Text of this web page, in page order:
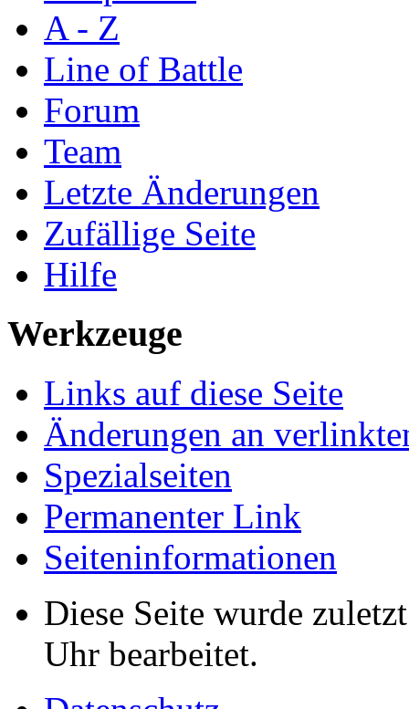
A - Z
Line of Battle
Forum
Team
Letzte Änderungen
Zufällige Seite
Hilfe
Werkzeuge
Links auf diese Seite
Änderungen an
Spezialseiten
Permanenter Link
Seiten­informationen
Diese Seite wurde
Uhr bearbeitet.